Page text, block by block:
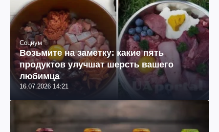
Социум
Возьмите на заметку: какие пять
продуктов улучшат шерсть вашего
любимца
16.07.2026 14:21